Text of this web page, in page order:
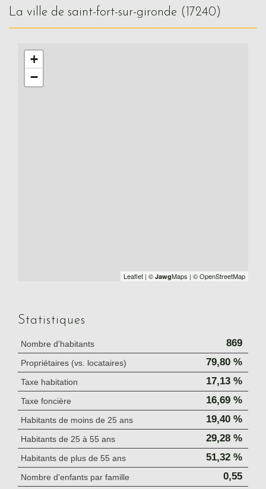
la ville de saint-fort-sur-gironde (17240)
+
−
Leaflet | © JawgMaps | © OpenStreetMap
Statistiques
Nombre d'habitants 869
Propriétaires (vs. locataires) 79,80 %
Taxe habitation 17,13 %
Taxe foncière 16,69 %
Habitants de moins de 25 ans 19,40 %
Habitants de 25 à 55 ans 29,28 %
Habitants de plus de 55 ans 51,32 %
Nombre d'enfants par famille 0,55